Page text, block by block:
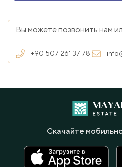
Вы можете позвонить нам
+90 507 261 37 78
Скачайте